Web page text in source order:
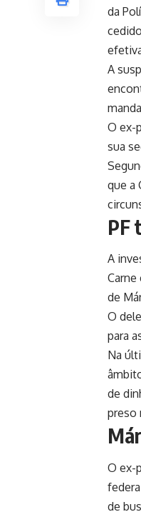
da
A
O ex-
sua
que a
PF
A
de
O
para
Na
de
preso
O ex-
de